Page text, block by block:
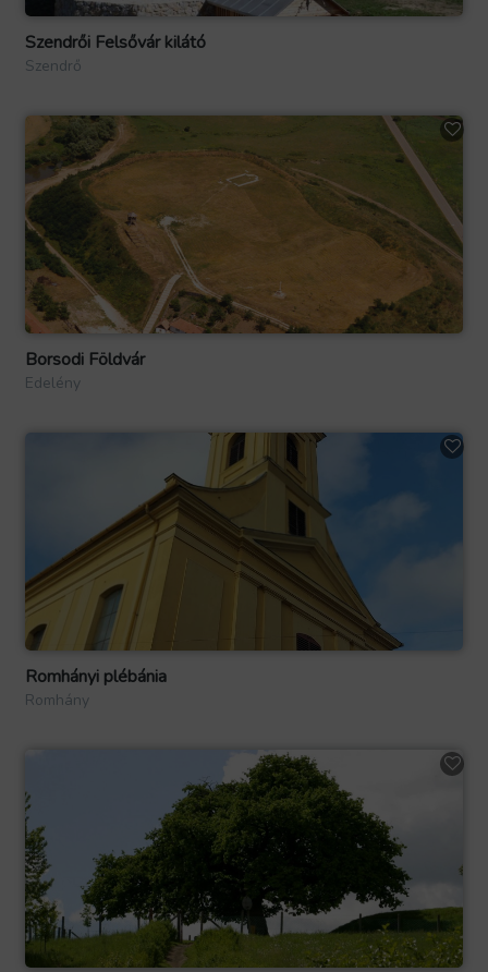
Szendrői Felsővár kilátó
Szendrő
Borsodi Földvár
Edelény
Romhányi plébánia
Romhány